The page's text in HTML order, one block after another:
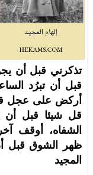
تذكرني قبل أن
قبل أن تبرُد
أركض على عجل
قل شيئا قبل أن
الشفاه، أوقف
ظهر الشوق قبل
المجيد